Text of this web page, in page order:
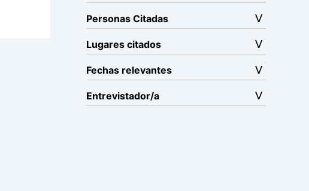
Personas Citadas
Lugares citados
Fechas relevantes
Entrevistador/a